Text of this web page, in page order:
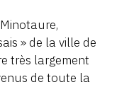
» de la ville de
très largement
de toute la